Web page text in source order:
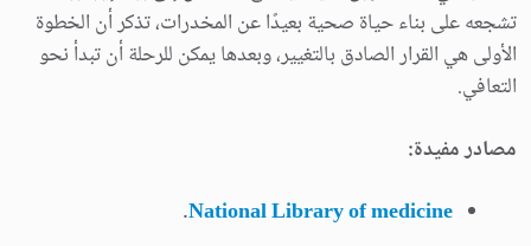
تشجعه على بناء حياة صحية بعيدًا عن المخدرات، تذكر أن الخطوة
الأولى هي القرار الصادق بالتغيير، وبعدها يمكن للرحلة أن تبدأ نحو
التعافي.
مصادر مفيدة:
National Library of medicine
.